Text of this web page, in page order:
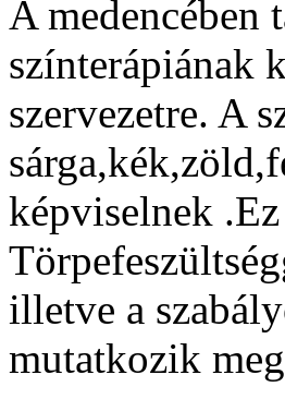
A
színterápiának
szervezetre. A
képviselnek
illetve a
mutatkozik